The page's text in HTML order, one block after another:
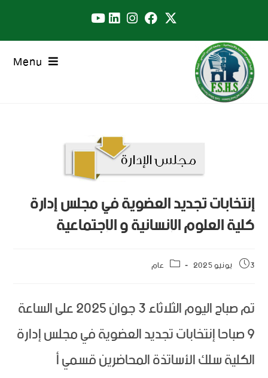
Menu
إنتخابات تجديد العضوية في مجلس إدارة
كلية العلوم الإنسانية و الإجتماعية
3 يونيو 2025 عام
تم صباح اليوم الثلاثاء 3 جوان 2025 على الساعة
9 صباحا إنتخابات تجديد العضوية في مجلس إدارة
الكلية سلك الأساتذة المحاضرين قسمي أ